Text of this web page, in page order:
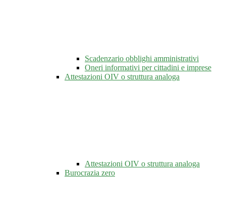
Scadenzario obblighi amministrativi
Oneri informativi per cittadini e imprese
Attestazioni OIV o struttura analoga
Attestazioni OIV o struttura analoga
Burocrazia zero